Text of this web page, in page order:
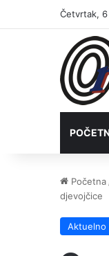
Četvrtak,
Početna
djevojčice
Aktuelno